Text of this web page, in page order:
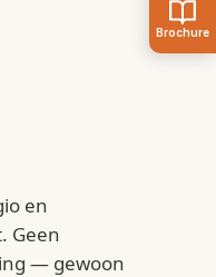
en
Geen
— gewoon